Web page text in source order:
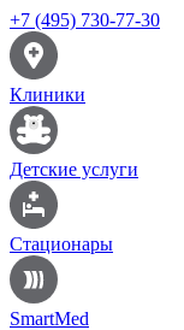
+7 (495) 730-77-30
Клиники
Детские услуги
Стационары
SmartMed